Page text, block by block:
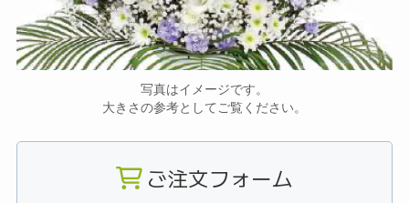
写真はイメージです。
大きさの参考としてご覧ください。
ご注文フォーム